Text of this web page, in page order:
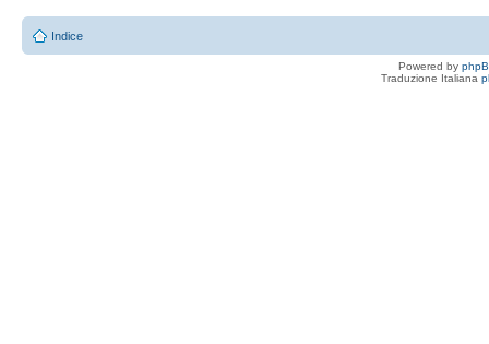
Indice
Powered by
Traduzione Italiana